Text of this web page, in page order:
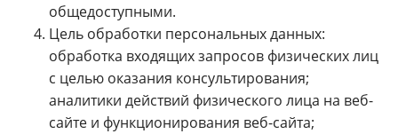
общедоступными.
Цель обработки персональных данных:
обработка входящих запросов физических лиц
с целью оказания консультирования;
аналитики действий физического лица на веб-
сайте и функционирования веб-сайта;